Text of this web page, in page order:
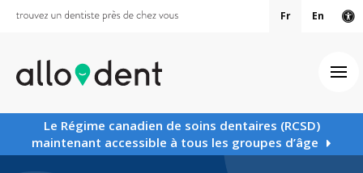
Fr En
Le Régime canadien de soins dentaires (RCSD)
maintenant accessible à tous les groupes d’âge